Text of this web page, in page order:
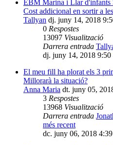
EBM Marina i Llar d'infants
Cost addicional en sortir a
Tallyan dj. juny 14, 2018
0 Respostes
13097 Visualització
Darrera entrada
dj. juny 14, 2018 9:50
El meu fill ha plorat els 3
Millorarà la situació?
Anna Maria dt. juny 05,
3 Respostes
13968 Visualització
Darrera entrada
més recent
dc. juny 06, 2018